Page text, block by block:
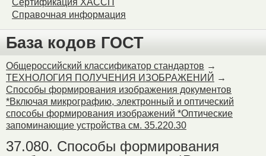
Сертификация ХАССП
Справочная информация
База кодов ГОСТ
Общероссийский классификатор стандартов →
ТЕХНОЛОГИЯ ПОЛУЧЕНИЯ ИЗОБРАЖЕНИЙ →
Способы формирования изображения документов
*Включая микрографию, электронный и оптический
способы формирования изображений *Оптические
запоминающие устройства см. 35.220.30
37.080. Способы формирования